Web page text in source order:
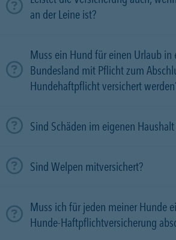
an der Leine ist?
Muss ein Hund für einen Urlaub in
Bundesland mit Pflicht zum
Hundehaftpflicht versichert
Sind Schäden im eigenen
Sind Welpen mitversichert?
Muss ich für jeden meiner Hunde
Hunde-Haftpflichtversicherung